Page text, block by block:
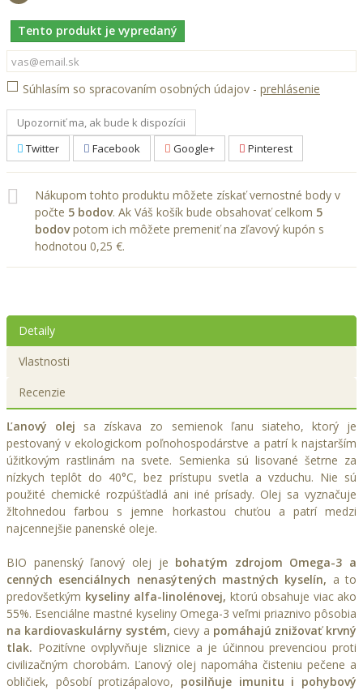
Tento produkt je vypredaný
Súhlasím so spracovaním osobných údajov - prehlásenie
Upozorniť ma, ak bude k dispozícii
Twitter
Facebook Google+ Pinterest
Nákupom tohto produktu môžete získať vernostné body v
počte 5 bodov. Ak Váš košík bude obsahovať celkom 5
bodovpotom ich môžete premeniť na zľavový kupón s
hodnotou 0,25 €.
Detaily
Vlastnosti
Recenzie
Ľanový olej sa získava zo semienok ľanu siateho, ktorý je
pestovaný v ekologickom poľnohospodárstve a patrí k najstarším
úžitkovým rastlinám na svete. Semienka sú lisované šetrne za
nízkych teplôt do 40°C, bez prístupu svetla a vzduchu. Nie sú
použité chemické rozpúšťadlá ani iné prísady. Olej sa vyznačuje
žltohnedou farbou s jemne horkastou chuťou a patrí medzi
najcennejšie panenské oleje.
BIO panenský ľanový olej je bohatým zdrojom Omega-3 a
cenných esenciálnych nenasýtených mastných kyselín, a to
predovšetkým kyseliny alfa-linolénovej, ktorú obsahuje viac ako
55%. Esenciálne mastné kyseliny Omega-3 veľmi priaznivo pôsobia
na kardiovaskulárny systém, cievy a pomáhajú znižovať krvný
tlak. Pozitívne ovplyvňuje sliznice a je účinnou prevenciou proti
civilizačným chorobám. Ľanový olej napomáha čisteniu pečene a
obličiek, pôsobí protizápalovo, posilňuje imunitu i pohybový